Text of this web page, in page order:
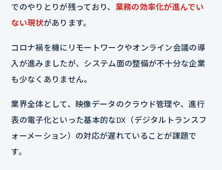
でのやりとりが残っており、 業務の効率化が進んでい
ない現状があります。
コロナ禍を機にリモートワークやオンライン会議の導
入が進みましたが、システム面の整備が不十分な企業
も少なくありません。
業界全体として、映像データのクラウド管理や、進行
表の電子化といった基本的なDX（デジタルトランスフ
ォーメーション）の対応が遅れていることが課題で
す。